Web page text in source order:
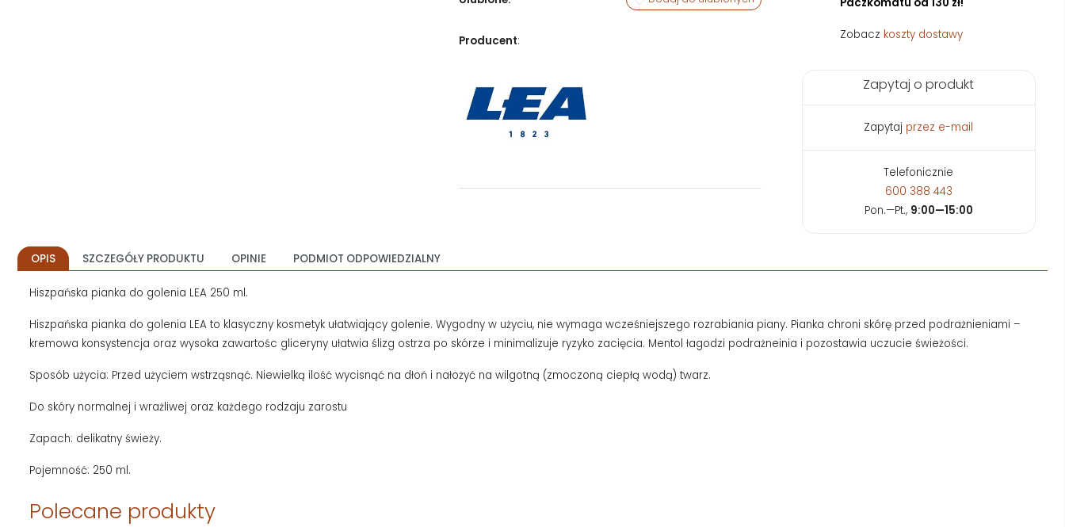
Producent: Zobacz koszty dostawy
Zapytaj o produkt
Zapytaj przez e-mail
Telefonicznie
600 388 443
Pon.—Pt., 9:00—15:00
OPIS SZCZEGÓŁY PRODUKTU OPINIE PODMIOT ODPOWIEDZIALNY
Hiszpańska pianka do golenia LEA 250 ml.
Hiszpańska pianka do golenia LEA to klasyczny kosmetyk ułatwiający golenie. Wygodny w użyciu, nie wymaga wcześniejszego rozrabiania piany. Pianka chroni skórę przed podrażnieniami –
kremowa konsystencja oraz wysoka zawartośc gliceryny ułatwia ślizg ostrza po skórze i minimalizuje ryzyko zacięcia. Mentol łagodzi podrażneinia i pozostawia uczucie świeżości.
Sposób użycia: Przed użyciem wstrząsnąć. Niewielką ilość wycisnąć na dłoń i nałożyć na wilgotną (zmoczoną ciepłą wodą) twarz.
Do skóry normalnej i wrażliwej oraz każdego rodzaju zarostu
Zapach: delikatny świeży.
Pojemność: 250 ml.
Polecane produkty